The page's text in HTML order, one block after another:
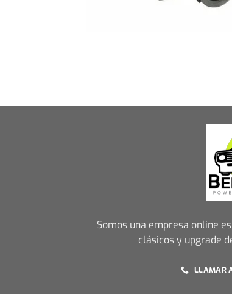
Somos una empresa online
clásicos y upgrade
LLAMAR